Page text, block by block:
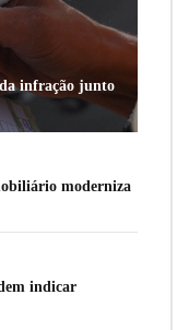
infração junto
moderniza
indicar